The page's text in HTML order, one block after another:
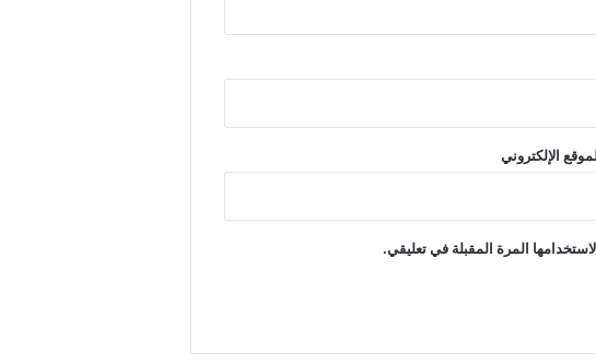
الإلكتروني
المرة المقبلة في تعليقي.